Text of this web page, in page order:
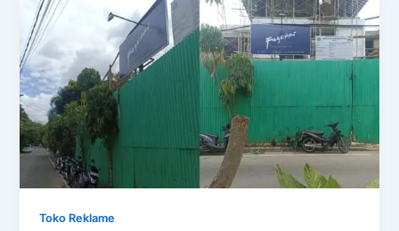
Toko Reklame